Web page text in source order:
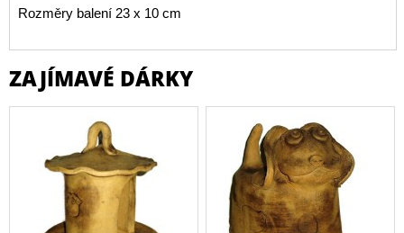
Rozměry balení 23 x 10 cm
ZAJÍMAVÉ DÁRKY